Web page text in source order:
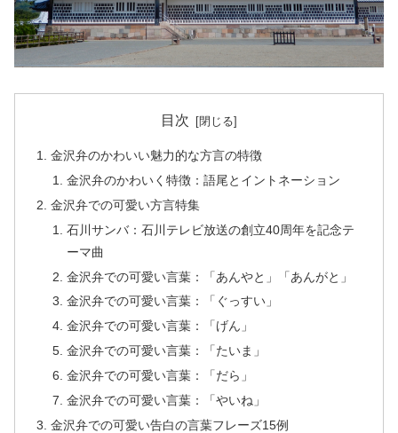
目次
金沢弁のかわいい魅力的な方言の特徴
金沢弁のかわいく特徴：語尾とイントネーション
金沢弁での可愛い方言特集
石川サンバ：石川テレビ放送の創立40周年を記念テ
ーマ曲
金沢弁での可愛い言葉：「あんやと」「あんがと」
金沢弁での可愛い言葉：「ぐっすい」
金沢弁での可愛い言葉：「げん」
金沢弁での可愛い言葉：「たいま」
金沢弁での可愛い言葉：「だら」
金沢弁での可愛い言葉：「やいね」
金沢弁での可愛い告白の言葉フレーズ15例